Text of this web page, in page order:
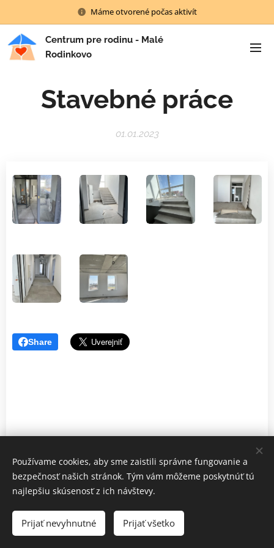
Máme otvorené počas aktivít
Centrum pre rodinu - Malé
Rodinkovo
Stavebné práce
01.01.2023
Share
© 2022 Centrum pre rodiny - Malé Rodinkovo, občianske
Cookies
Používame cookies, aby sme zaistili správne fungovanie a
bezpečnosť našich stránok. Tým vám môžeme poskytnúť tú
najlepšiu skúsenosť z ich návštevy.
Prijať nevyhnutné Prijať všetko